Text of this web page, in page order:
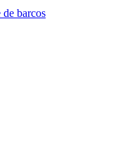
de barcos